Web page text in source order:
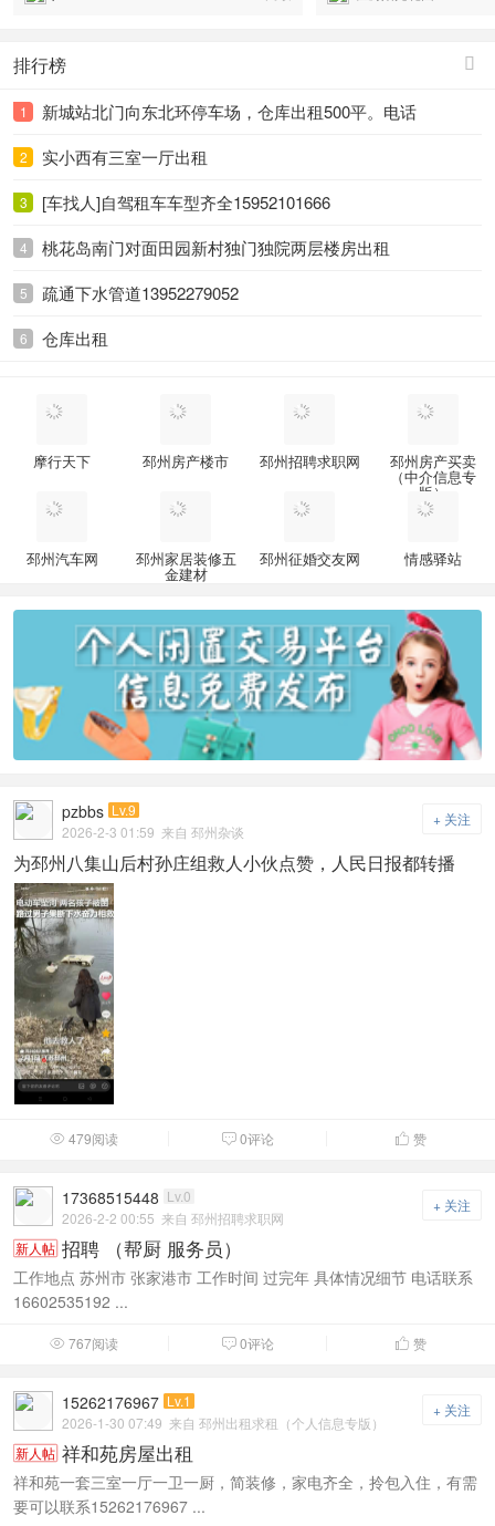

排行榜
1
新城站北门向东北环停车场，仓库出租500平。电话
18751670109沈。
2 实小西有三室一厅出租
3 [车找人]自驾租车车型齐全15952101666
4 桃花岛南门对面田园新村独门独院两层楼房出租
5 疏通下水管道13952279052
6 仓库出租
摩行天下 邳州房产楼市 邳州招聘求职网 邳州房产买卖
（中介信息专
版）
邳州汽车网 邳州家居装修五
金建材
邳州征婚交友网 情感驿站
+ 关注
pzbbs Lv.9
2026-2-3 01:59 来自 邳州杂谈
为邳州八集山后村孙庄组救人小伙点赞，人民日报都转播
 479阅读  0评论  赞
+ 关注
17368515448 Lv.0
2026-2-2 00:55 来自 邳州招聘求职网
新人帖 招聘 （帮厨 服务员）
工作地点 苏州市 张家港市 工作时间 过完年 具体情况细节 电话联系
16602535192 ...
 767阅读  0评论  赞
+ 关注
15262176967 Lv.1
2026-1-30 07:49 来自 邳州出租求租（个人信息专版）
新人帖 祥和苑房屋出租
祥和苑一套三室一厅一卫一厨，简装修，家电齐全，拎包入住，有需
要可以联系15262176967 ...